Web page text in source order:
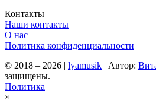
Контакты
Наши контакты
О нас
Политика конфиденциальности
© 2018 – 2026 | lyamusik | Автор:
защищены.
Политика
×